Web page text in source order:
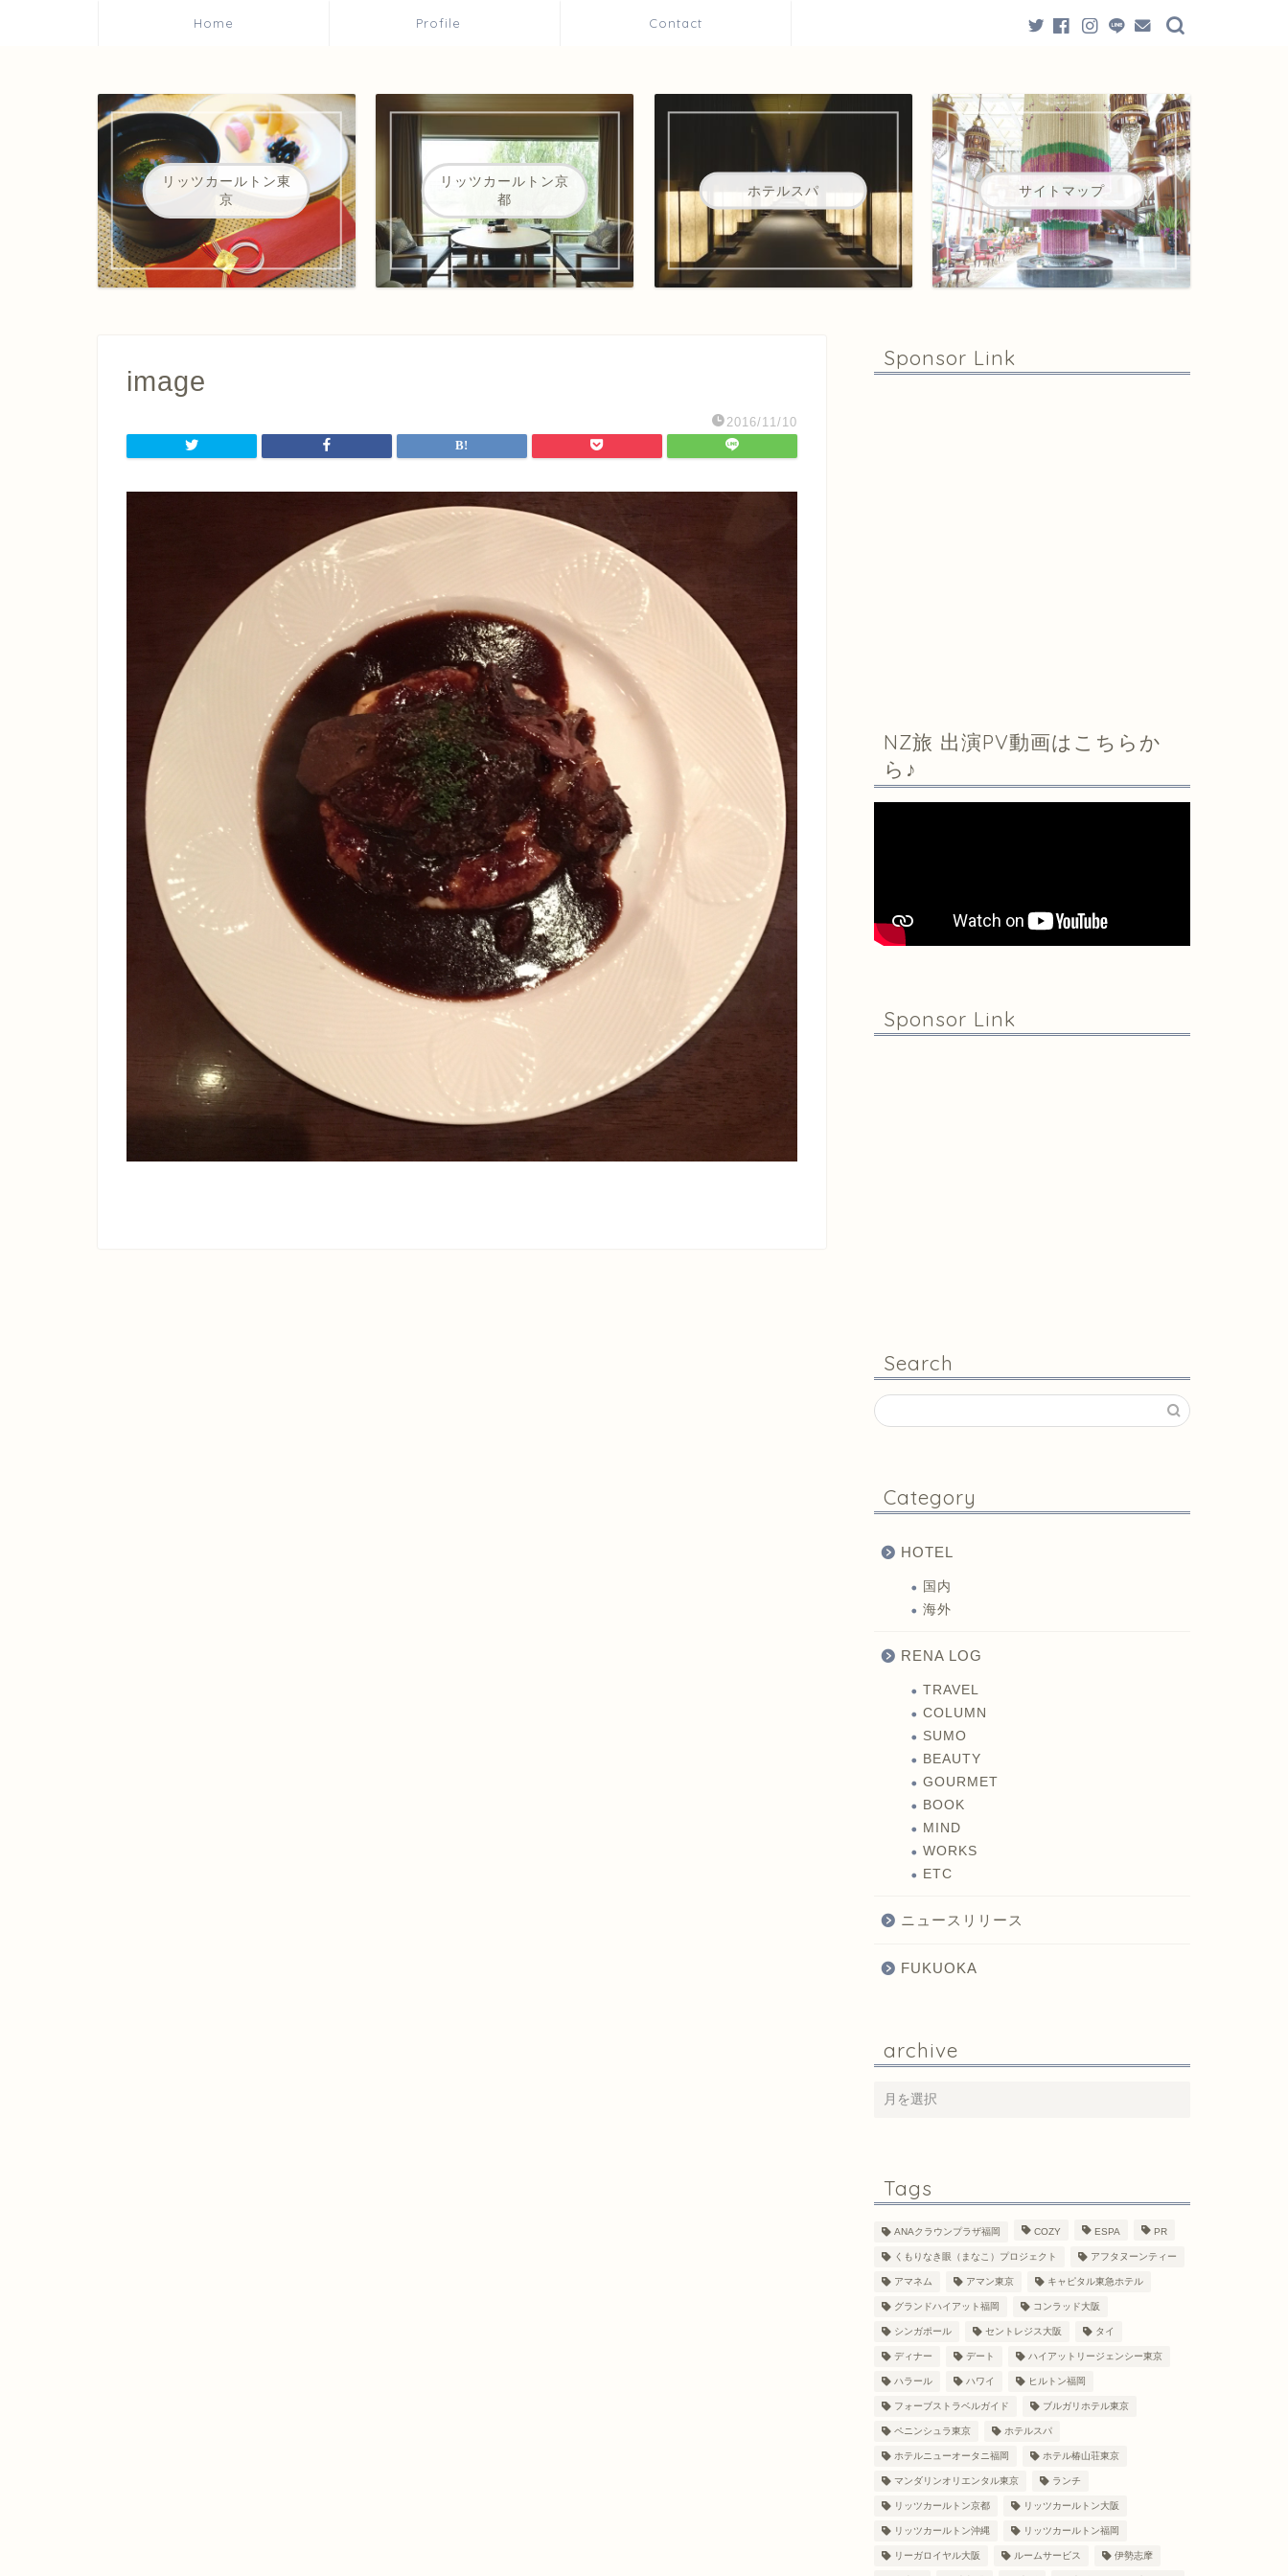
Home Profile Contact
リッツカールトン東
京
リッツカールトン京
都
ホテルスパ サイトマップ
image
2016/11/10
Sponsor Link
NZ旅 出演PV動画はこちらか
ら♪
Sponsor Link
Search
Category
HOTEL
国内
海外
RENA LOG
TRAVEL
COLUMN
SUMO
BEAUTY
GOURMET
BOOK
MIND
WORKS
ETC
ニュースリリース
FUKUOKA
archive
Tags
ANAクラウンプラザ福岡 COZY ESPA PR
くもりなき眼（まなこ）プロジェクト アフタヌーンティー
アマネム アマン東京 キャピタル東急ホテル
グランドハイアット福岡 コンラッド大阪
シンガポール セントレジス大阪 タイ
ディナー デート ハイアットリージェンシー東京
ハラール ハワイ ヒルトン福岡
フォーブストラベルガイド ブルガリホテル東京
ペニンシュラ東京 ホテルスパ
ホテルニューオータニ福岡 ホテル椿山荘東京
マンダリンオリエンタル東京 ランチ
リッツカールトン京都 リッツカールトン大阪
リッツカールトン沖縄 リッツカールトン福岡
リーガロイヤル大阪 ルームサービス 伊勢志摩